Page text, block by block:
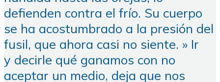
defienden contra el frío. Su cuerpo
se ha acostumbrado a la presión del
fusil, que ahora casi no siente. » Ir
y decirle qué ganamos con no
aceptar un medio, deja que nos